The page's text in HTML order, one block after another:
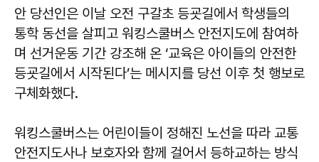
안 당선인은 이날 오전 구갈초 등굣길에서 학생들의
통학 동선을 살피고 워킹스쿨버스 안전지도에 참여하
며 선거운동 기간 강조해 온 ‘교육은 아이들의 안전한
등굣길에서 시작된다’는 메시지를 당선 이후 첫 행보로
구체화했다.
워킹스쿨버스는 어린이들이 정해진 노선을 따라 교통
안전지도사나 보호자와 함께 걸어서 등하교하는 방식